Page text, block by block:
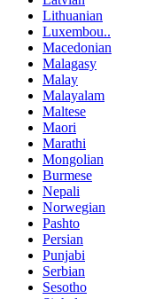
Lithuanian
Luxembou..
Macedonian
Malagasy
Malay
Malayalam
Maltese
Maori
Marathi
Mongolian
Burmese
Nepali
Norwegian
Pashto
Persian
Punjabi
Serbian
Sesotho